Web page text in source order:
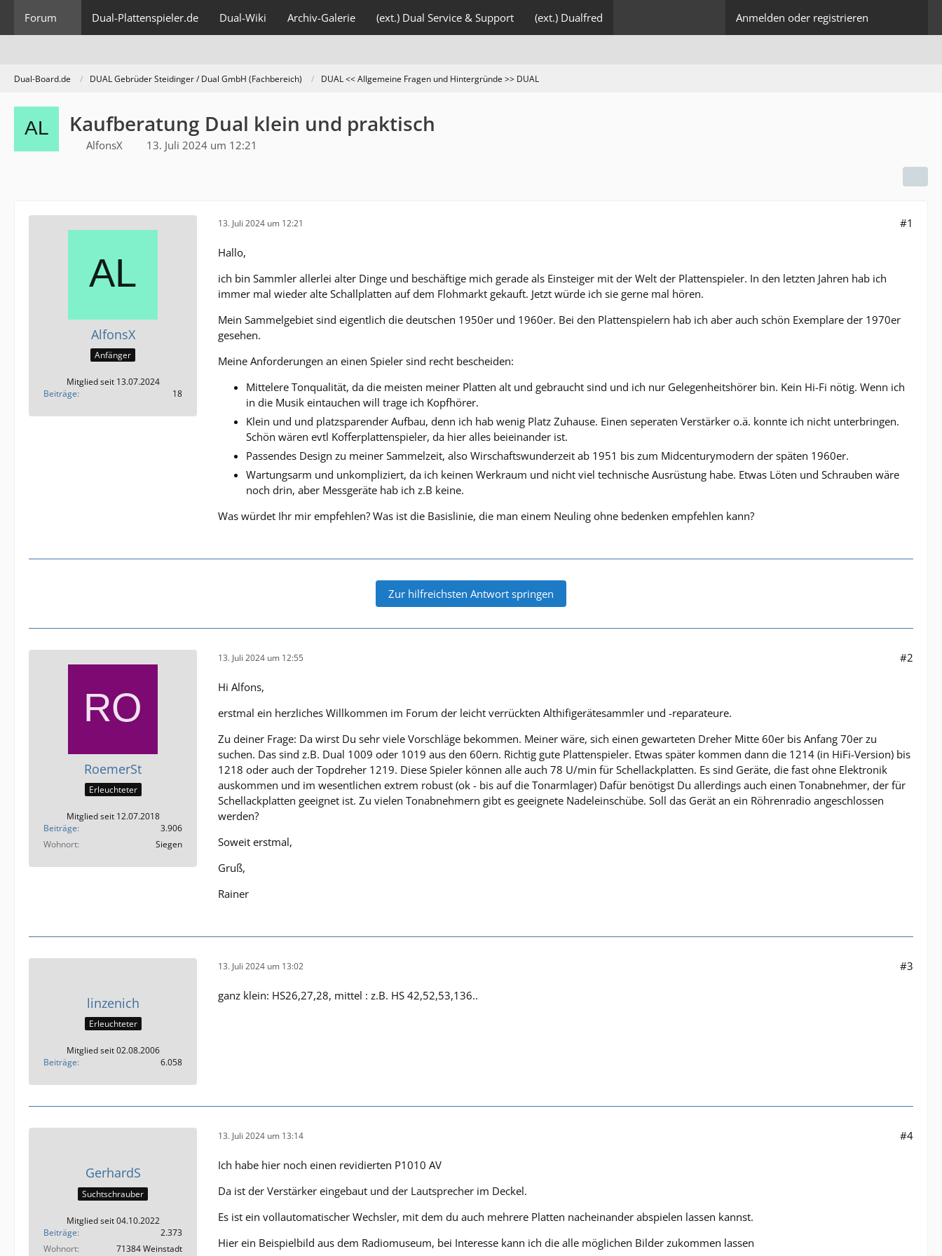
Forum Dual-Plattenspieler.de Dual-Wiki Archiv-Galerie (ext.) Dual Service & Support (ext.) Dualfred Anmelden oder registrieren
Dual-Board.de DUAL Gebrüder Steidinger / Dual GmbH (Fachbereich) DUAL << Allgemeine Fragen und Hintergründe >> DUAL
Kaufberatung Dual klein und praktisch
AlfonsX 13. Juli 2024 um 12:21
AlfonsX
Anfänger
Mitglied seit 13.07.2024
Beiträge
18
13. Juli 2024 um 12:21 #1
Hallo,
ich bin Sammler allerlei alter Dinge und beschäftige mich gerade als Einsteiger mit der Welt der Plattenspieler. In den letzten Jahren hab ich
immer mal wieder alte Schallplatten auf dem Flohmarkt gekauft. Jetzt würde ich sie gerne mal hören.
Mein Sammelgebiet sind eigentlich die deutschen 1950er und 1960er. Bei den Plattenspielern hab ich aber auch schön Exemplare der 1970er
gesehen.
Meine Anforderungen an einen Spieler sind recht bescheiden:
Mittelere Tonqualität, da die meisten meiner Platten alt und gebraucht sind und ich nur Gelegenheitshörer bin. Kein Hi-Fi nötig. Wenn ich
in die Musik eintauchen will trage ich Kopfhörer.
Klein und und platzsparender Aufbau, denn ich hab wenig Platz Zuhause. Einen seperaten Verstärker o.ä. konnte ich nicht unterbringen.
Schön wären evtl Kofferplattenspieler, da hier alles beieinander ist.
Passendes Design zu meiner Sammelzeit, also Wirschaftswunderzeit ab 1951 bis zum Midcenturymodern der späten 1960er.
Wartungsarm und unkompliziert, da ich keinen Werkraum und nicht viel technische Ausrüstung habe. Etwas Löten und Schrauben wäre
noch drin, aber Messgeräte hab ich z.B keine.
Was würdet Ihr mir empfehlen? Was ist die Basislinie, die man einem Neuling ohne bedenken empfehlen kann?
Zur hilfreichsten Antwort springen
RoemerSt
Erleuchteter
Mitglied seit 12.07.2018
Beiträge
3.906
Wohnort
Siegen
13. Juli 2024 um 12:55 #2
Hi Alfons,
erstmal ein herzliches Willkommen im Forum der leicht verrückten Althifigerätesammler und -reparateure.
Zu deiner Frage: Da wirst Du sehr viele Vorschläge bekommen. Meiner wäre, sich einen gewarteten Dreher Mitte 60er bis Anfang 70er zu
suchen. Das sind z.B. Dual 1009 oder 1019 aus den 60ern. Richtig gute Plattenspieler. Etwas später kommen dann die 1214 (in HiFi-Version) bis
1218 oder auch der Topdreher 1219. Diese Spieler können alle auch 78 U/min für Schellackplatten. Es sind Geräte, die fast ohne Elektronik
auskommen und im wesentlichen extrem robust (ok - bis auf die Tonarmlager) Dafür benötigst Du allerdings auch einen Tonabnehmer, der für
Schellackplatten geeignet ist. Zu vielen Tonabnehmern gibt es geeignete Nadeleinschübe. Soll das Gerät an ein Röhrenradio angeschlossen
werden?
Soweit erstmal,
Gruß,
Rainer
linzenich
Erleuchteter
Mitglied seit 02.08.2006
Beiträge
6.058
13. Juli 2024 um 13:02 #3
ganz klein: HS26,27,28, mittel : z.B. HS 42,52,53,136..
GerhardS
Suchtschrauber
Mitglied seit 04.10.2022
Beiträge
2.373
Wohnort
71384 Weinstadt
13. Juli 2024 um 13:14 #4
Ich habe hier noch einen revidierten P1010 AV
Da ist der Verstärker eingebaut und der Lautsprecher im Deckel.
Es ist ein vollautomatischer Wechsler, mit dem du auch mehrere Platten nacheinander abspielen lassen kannst.
Hier ein Beispielbild aus dem Radiomuseum, bei Interesse kann ich die alle möglichen Bilder zukommen lassen